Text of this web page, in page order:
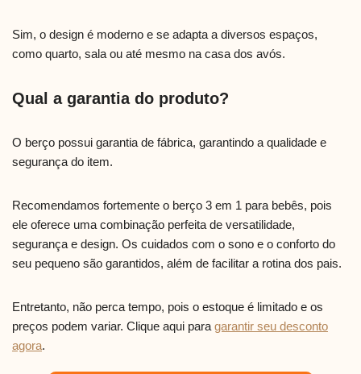
Sim, o design é moderno e se adapta a diversos espaços,
como quarto, sala ou até mesmo na casa dos avós.
Qual a garantia do produto?
O berço possui garantia de fábrica, garantindo a qualidade e
segurança do item.
Recomendamos fortemente o berço 3 em 1 para bebês, pois
ele oferece uma combinação perfeita de versatilidade,
segurança e design. Os cuidados com o sono e o conforto do
seu pequeno são garantidos, além de facilitar a rotina dos pais.
Entretanto, não perca tempo, pois o estoque é limitado e os
preços podem variar. Clique aqui para garantir seu desconto
agora.